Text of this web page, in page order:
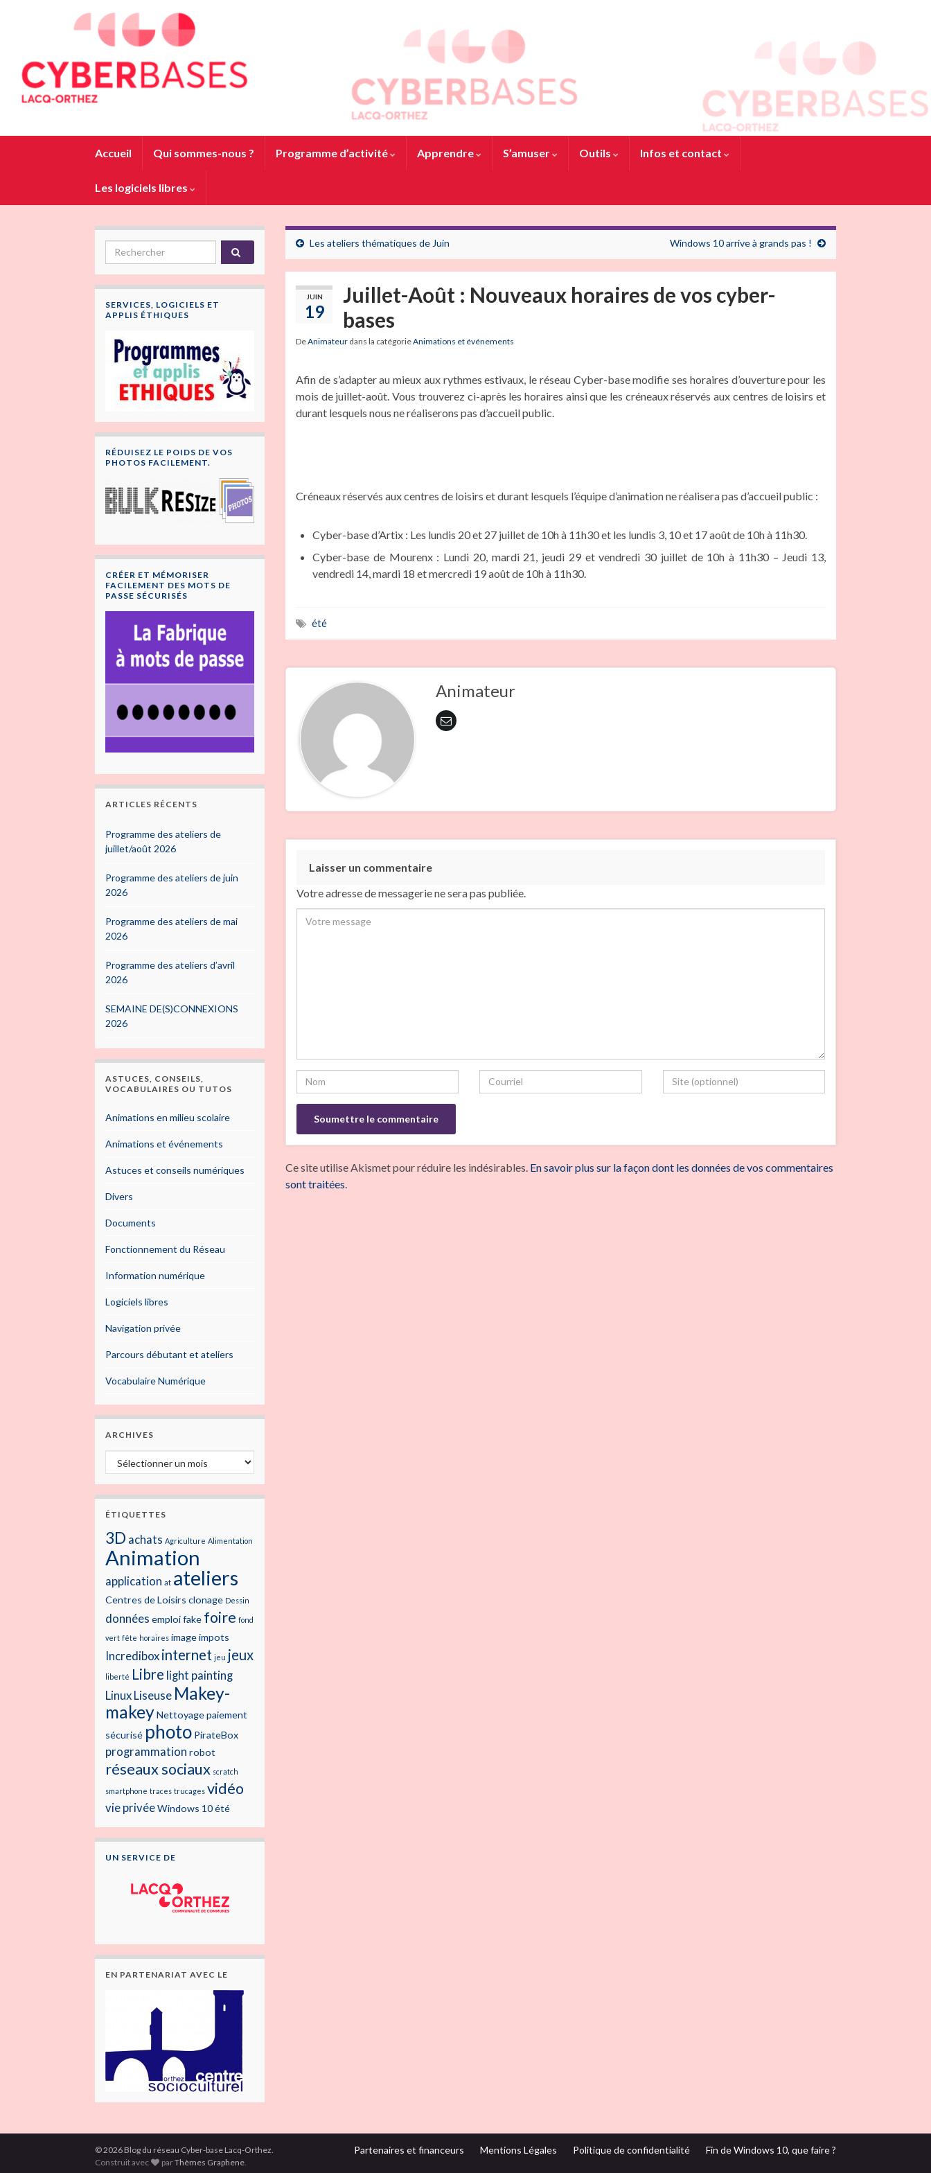
Accueil Qui sommes-nous ? Programme d’activité Apprendre S’amuser Outils Infos et contact
Les logiciels libres
Search for:
SERVICES, LOGICIELS ET
APPLIS ÉTHIQUES
RÉDUISEZ LE POIDS DE VOS
PHOTOS FACILEMENT.
CRÉER ET MÉMORISER
FACILEMENT DES MOTS DE
PASSE SÉCURISÉS
ARTICLES RÉCENTS
Programme des ateliers de
juillet/août 2026
Programme des ateliers de juin
2026
Programme des ateliers de mai
2026
Programme des ateliers d’avril
2026
SEMAINE DE(S)CONNEXIONS
2026
ASTUCES, CONSEILS,
VOCABULAIRES OU TUTOS
Animations en milieu scolaire
Animations et événements
Astuces et conseils numériques
Divers
Documents
Fonctionnement du Réseau
Information numérique
Logiciels libres
Navigation privée
Parcours débutant et ateliers
Vocabulaire Numérique
ARCHIVES
Archives
ÉTIQUETTES
3D achats Agriculture Alimentation
Animation
application at ateliers
Centres de Loisirs clonage Dessin
données emploifake foire fond
vert fête horaires imageimpots
Incredibox internet jeu jeux
liberté Libre light painting
Linux Liseuse Makey-
makeyNettoyagepaiement
sécurisé photo PirateBox
programmation robot
réseaux sociaux scratch
smartphone traces trucages vidéo
vie privéeWindows 10été
UN SERVICE DE
EN PARTENARIAT AVEC LE
Les ateliers thématiques de Juin Windows 10 arrive à grands pas !
JUIN
19
Juillet-Août : Nouveaux horaires de vos cyber-
bases
DeAnimateur dans la catégorieAnimations et événements
Afin de s’adapter au mieux aux rythmes estivaux, le réseau Cyber-base modifie ses horaires d’ouverture pour les
mois de juillet-août. Vous trouverez ci-après les horaires ainsi que les créneaux réservés aux centres de loisirs et
durant lesquels nous ne réaliserons pas d’accueil public.
Créneaux réservés aux centres de loisirs et durant lesquels l’équipe d’animation ne réalisera pas d’accueil public :
Cyber-base d’Artix : Les lundis 20 et 27 juillet de 10h à 11h30 et les lundis 3, 10 et 17 août de 10h à 11h30.
Cyber-base de Mourenx : Lundi 20, mardi 21, jeudi 29 et vendredi 30 juillet de 10h à 11h30 – Jeudi 13,
vendredi 14, mardi 18 et mercredi 19 août de 10h à 11h30.
été
Animateur
Laisser un commentaire
Votre adresse de messagerie ne sera pas publiée.
Ce site utilise Akismet pour réduire les indésirables. En savoir plus sur la façon dont les données de vos commentaires
sont traitées
Partenaires et financeurs Mentions Légales Politique de confidentialité Fin de Windows 10, que faire ?
© 2026 Blog du réseau Cyber-base Lacq-Orthez.
Construit avec
parThèmes Graphene